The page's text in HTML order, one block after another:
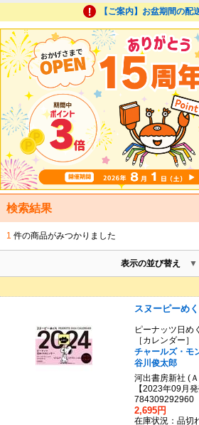
【ご案内】お盆期間の配
検索結果
1 件の商品がみつかりました
表示の並び替え
スヌーピーめ
ピーナッツ日め
［カレンダー］
チャールズ・モ
谷川俊太郎
河出書房新社 (
【2023年09月
784309292960
2,695円
在庫状況：品切